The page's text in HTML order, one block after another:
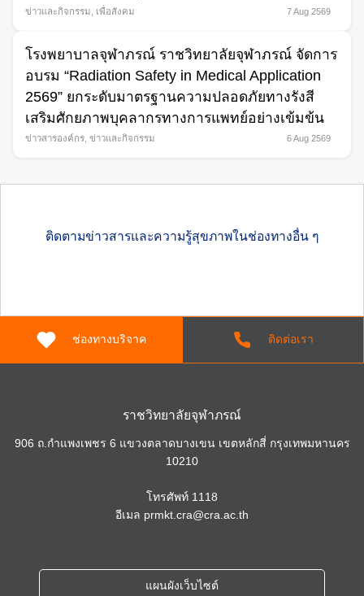
ข่าวและกิจกรรม เพื่อสังคม 7 Aug 2569
โรงพยาบาลจุฬาภรณ์ ราชวิทยาลัยจุฬาภรณ์ จัดการ
อบรม “Radiation Safety in Medical Application
2569” ยกระดับมาตรฐานความปลอดภัยทางรังสี
เสริมศักยภาพบุคลากรทางการแพทย์อย่างเข้มข้น
ข่าวสารองค์กร ข่าวและกิจกรรม 6 Aug 2569
ติดตามข่าวสารและความรู้สุขภาพในช่องทางอื่น ๆ
ช่องทางบริจาค ติดต่อเรา
ราชวิทยาลัยจุฬาภรณ์
906 ถ.กำแพงเพชร 6 แขวงตลาดบางเขน เขตหลักสี่ กรุงเทพมหานคร
10210
โทรศัพท์ 1118
อีเมล prmkt.cra@cra.ac.th
แผนผังเว็บไซต์